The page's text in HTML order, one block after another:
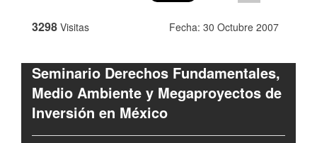
3298 Visitas Fecha: 30 Octubre 2007
Seminario Derechos Fundamentales,
Medio Ambiente y Megaproyectos de
Inversión en México